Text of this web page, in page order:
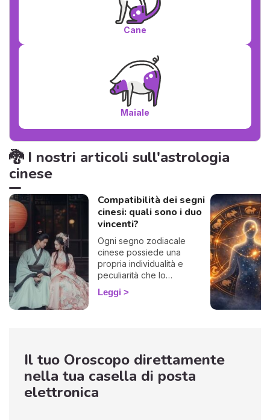
Cane
Maiale
🐉 I nostri articoli sull'astrologia
cinese
Compatibilità dei segni
cinesi: quali sono i duo
vincenti?
Ogni segno zodiacale
cinese possiede una
propria individualità e
peculiarità che lo
definiscono, tanto
nell'esistenza quanto nelle
stabilire una perfetta
armonia e forgiare un
sodalizio ideale. Ti
invitiamo, pertanto, a
Leggi
Il tuo Oroscopo direttamente
nella tua casella di posta
elettronica